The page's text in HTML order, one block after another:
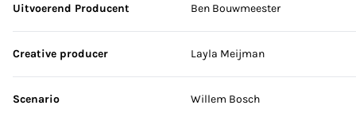
Uitvoerend Producent Ben Bouwmeester
Creative producer Layla Meijman
Scenario Willem Bosch